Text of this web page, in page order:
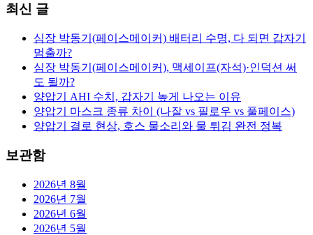
최신 글
심장 박동기(페이스메이커) 배터리 수명, 다 되면 갑자기
멈출까?
심장 박동기(페이스메이커), 맥세이프(자석)·인덕션 써
도 될까?
양압기 AHI 수치, 갑자기 높게 나오는 이유
양압기 마스크 종류 차이 (나잘 vs 필로우 vs 풀페이스)
양압기 결로 현상, 호스 물소리와 물 튀김 완전 정복
보관함
2026년 8월
2026년 7월
2026년 6월
2026년 5월